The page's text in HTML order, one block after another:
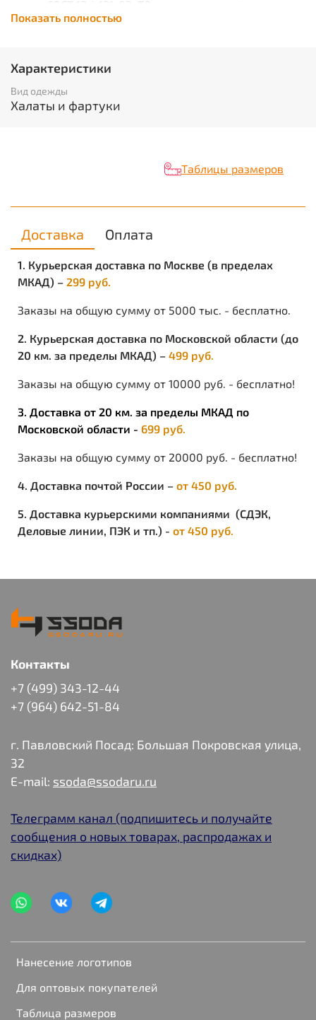
Характеристики
Состав: 65% ПЭ, 35% ХБ
Сезон:
Цвет: Васильковый с полоской
Показать полностью
Характеристики
Вид одежды
Халаты и фартуки
Таблицы размеров
Доставка Оплата
1. Курьерская доставка по Москве (в пределах
МКАД) – 299 руб.
Заказы на общую сумму от 5000 тыс. - бесплатно.
2. Курьерская доставка по Московской области (до
20 км. за пределы МКАД) – 499 руб.
Заказы на общую сумму от 10000 руб. - бесплатно!
3. Доставка от 20 км. за пределы МКАД по
Московской области - 699 руб.
Заказы на общую сумму от 20000 руб. - бесплатно!
4. Доставка почтой России – от 450 руб.
5. Доставка курьерскими компаниями (СДЭК,
Деловые линии, ПЭК и тп.) - от 450 руб.
Нанесение логотипов
Для оптовых покупателей
Таблица размеров
Контакты
+7 (499) 343-12-44
+7 (964) 642-51-84
г. Павловский Посад: Большая Покровская улица,
32
E-mail: ssoda@ssodaru.ru
Телеграмм канал (подпишитесь и получайте
сообщения о новых товарах, распродажах и
скидках)